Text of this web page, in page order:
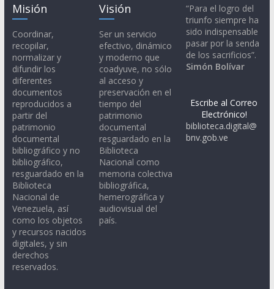
Misión
Coordinar,
recopilar,
normalizar y
difundir los
diferentes
documentos
reproducidos a
partir del
patrimonio
documental
bibliográfico y no
bibliográfico,
resguardado en la
Biblioteca
Nacional de
Venezuela, así
como los objetos
y recursos nacidos
digitales, y sin
derechos
reservados.
Visión
Ser un servicio
efectivo, dinámico
y moderno que
coadyuve, no sólo
al acceso y
preservación en el
tiempo del
patrimonio
documental
resguardado en la
Biblioteca
Nacional como
memoria colectiva
bibliográfica,
hemerográfica y
audiovisual del
país.
“Para el logro del
triunfo siempre ha
sido indispensable
pasar por la senda
de los sacrificios”.
Simón Bolívar
Escribe al Correo
Electrónico!
biblioteca.digital@
bnv.gob.ve